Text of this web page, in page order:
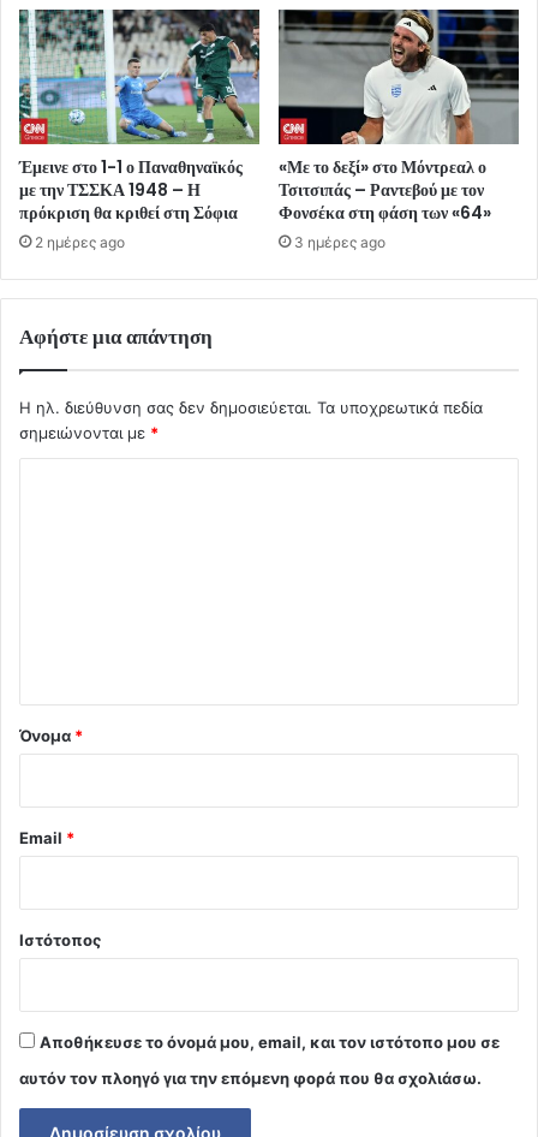
Έμεινε στο 1-1 ο Παναθηναϊκός
με την ΤΣΣΚΑ 1948 – Η
πρόκριση θα κριθεί στη Σόφια
2 ημέρες ago
«Με το δεξί» στο Μόντρεαλ ο
Τσιτσιπάς – Ραντεβού με τον
Φονσέκα στη φάση των «64»
3 ημέρες ago
Αφήστε μια απάντηση
Η ηλ. διεύθυνση σας δεν δημοσιεύεται. Τα υποχρεωτικά πεδία
σημειώνονται με *
Όνομα *
Email *
Ιστότοπος
Αποθήκευσε το όνομά μου, email, και τον ιστότοπο μου σε
αυτόν τον πλοηγό για την επόμενη φορά που θα σχολιάσω.